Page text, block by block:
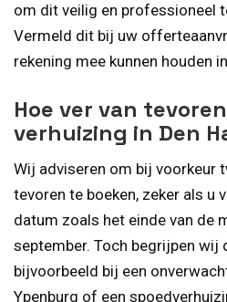
om dit veilig en professioneel
Vermeld dit bij uw
rekening mee kunnen houden
Hoe ver van
verhuizing in Den
Wij adviseren om bij voorkeur
tevoren te boeken, zeker als u
datum zoals het einde van de
september. Toch begrijpen
bijvoorbeeld bij een
Ypenburg of een